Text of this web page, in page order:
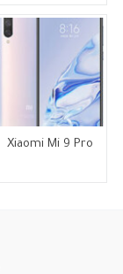
Xiaomi Mi 9 Pro